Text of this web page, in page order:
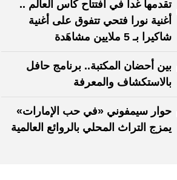
تقدمها غدا في افتتاح كأس العالم ..
أغنية نورا فتحي تتفوق على أغنية
شاكيرا بـ 5 ملايين مشاهَدة
بين أحضان المكتبة.. برنامج حافل
بالاستكشاف والمعرفة
حوار سيمفوني «في حب الإمارات»
يمزج التراث المحلي بالروائع العالمية